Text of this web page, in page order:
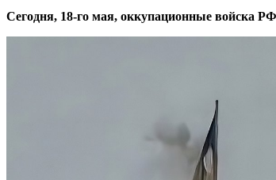
Сегодня, 18-го мая, оккупационные войска